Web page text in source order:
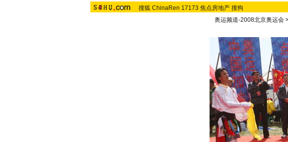
搜狐 ChinaRen 17173 焦点房地产 搜狗
奥运频道-2008北京奥运会